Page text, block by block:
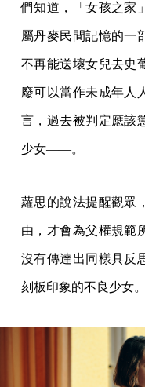
們知道，「女孩之家
屬丹麥民間記憶的一
不再能送壞女兒去史
廢可以當作未成年人
言，過去被判定應該
少女——。
蘿思的說法提醒觀眾
由，才會為父權規範
沒有傳達出同樣具反
刻板印象的不良少女。